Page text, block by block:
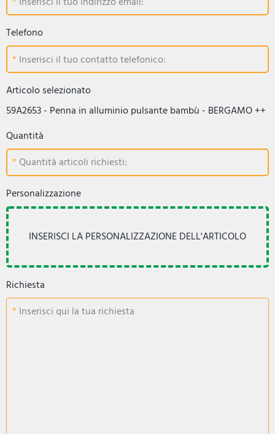
Telefono
Inserisci il tuo contatto telefonico:
Articolo selezionato
59A2653 - Penna in alluminio pulsante bambù - BERGAMO ++
Quantità
Quantità articoli richiesti:
Personalizzazione
Richiesta
Inserisci qui la tua richiesta